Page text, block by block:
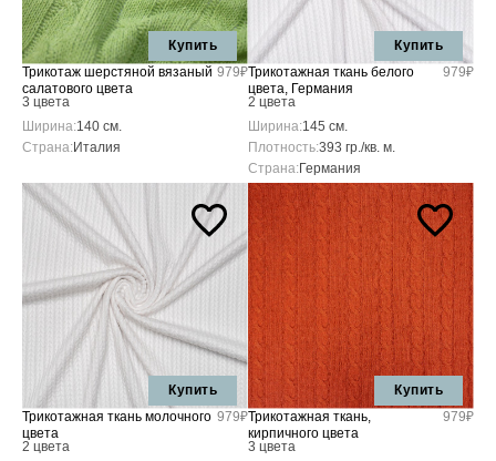
Купить
Трикотаж шерстяной вязаный
салатового цвета
3 цвета
979₽
Ширина:140 см.
Страна:Италия
Купить
Трикотажная ткань белого
цвета, Германия
2 цвета
979₽
Ширина:145 см.
Плотность:393 гр./кв. м.
Страна:Германия
Купить
Трикотажная ткань молочного
цвета
2 цвета
979₽
Купить
Трикотажная ткань,
кирпичного цвета
3 цвета
979₽